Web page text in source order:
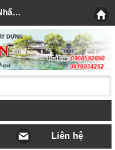
Chào mừng đến Website Nhất Tiến
Liên hệ